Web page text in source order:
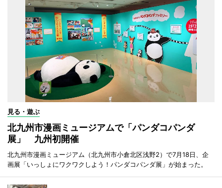
見る・遊ぶ
北九州市漫画ミュージアムで「パンダコパンダ
展」 九州初開催
北九州市漫画ミュージアム（北九州市小倉北区浅野2）で7月18日、企
画展「いっしょにワクワクしよう！パンダコパンダ展」が始まった。